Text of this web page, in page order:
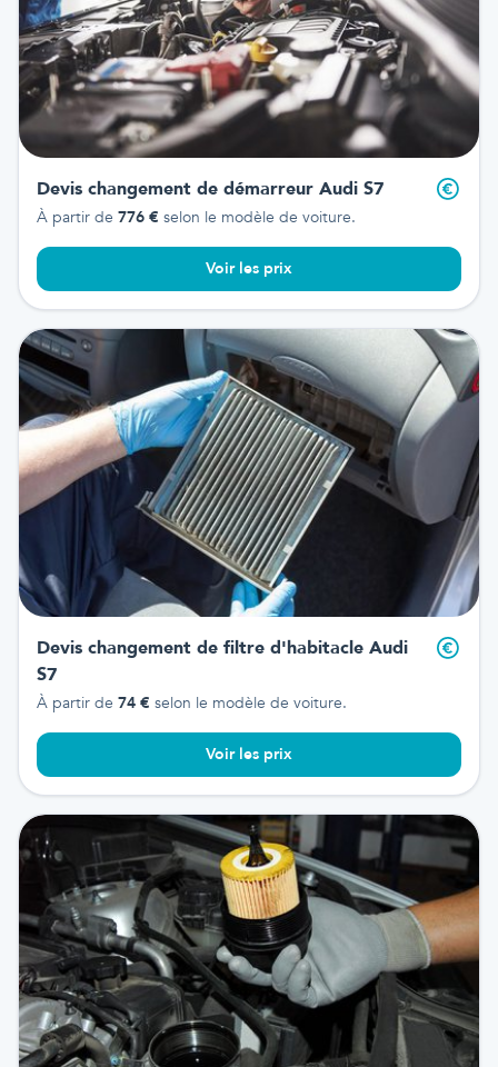
Devis changement de démarreur Audi S7
À partir de 776 € selon le modèle de voiture.
Voir les prix
Devis changement de filtre d'habitacle Audi
S7
À partir de 74 € selon le modèle de voiture.
Voir les prix